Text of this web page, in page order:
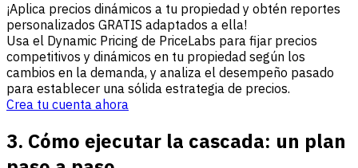
¡Aplica precios dinámicos a tu propiedad y obtén reportes
personalizados GRATIS adaptados a ella!
Usa el Dynamic Pricing de PriceLabs para fijar precios
competitivos y dinámicos en tu propiedad según los
cambios en la demanda, y analiza el desempeño pasado
para establecer una sólida estrategia de precios.
Crea tu cuenta ahora
3. Cómo ejecutar la cascada: un plan